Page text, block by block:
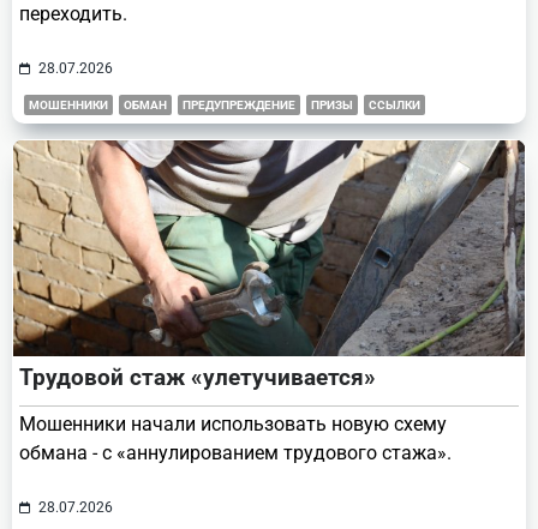
переходить.
28.07.2026
МОШЕННИКИ ОБМАН ПРЕДУПРЕЖДЕНИЕ ПРИЗЫ ССЫЛКИ
Трудовой стаж «улетучивается»
Мошенники начали использовать новую схему
обмана - с «аннулированием трудового стажа».
28.07.2026